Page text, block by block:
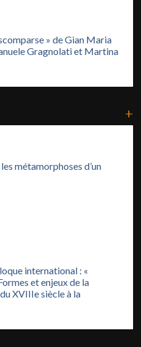
» de Gian Maria
Gragnolati et Martina
+
métamorphoses d’un
international : «
et enjeux de la
XVIIIe siècle à la